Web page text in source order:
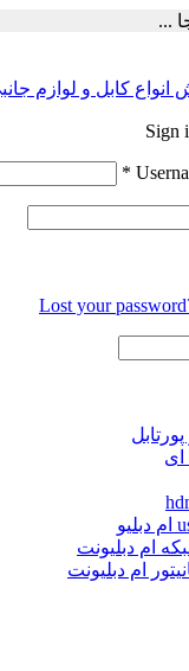
...
Sign
*
Lost your
ای
ام دبلیونت
ام دبلیونت